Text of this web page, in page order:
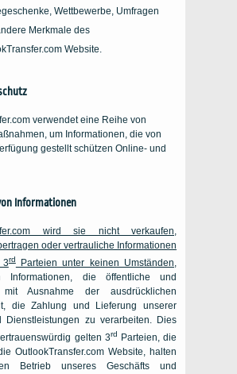
Wettbewerbe, Umfragen
Merkmale des
Website.
verwendet eine Reihe von
um Informationen, die von
gestellt schützen Online- und
Informationen
wird sie nicht verkaufen,
oder vertrauliche Informationen
3rdParteien unter keinen Umständen,
Informationen, die öffentliche und
Ausnahme der ausdrücklichen
die Zahlung und Lieferung unserer
Dienstleistungen zu verarbeiten. Dies
gelten 3rd
Parteien, die
OutlookTransfer.com Website, halten
Betrieb unseres Geschäfts und